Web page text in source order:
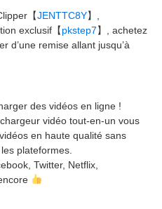
【JENTTC8Y】,
exclusif【 pkstep7 】, achetez
d’une remise allant jusqu’à
des vidéos en ligne !
vidéo tout-en-un vous
en haute qualité sans
plateformes.
Twitter, Netflix,